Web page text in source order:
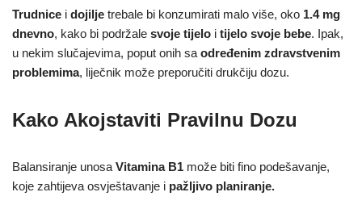
Trudnice i dojilje trebale bi konzumirati malo više, oko 1.4 mg
dnevno, kako bi podržale svoje tijelo i tijelo svoje bebe. Ipak,
u nekim slučajevima, poput onih sa određenim zdravstvenim
problemima, liječnik može preporučiti drukčiju dozu.
Kako Akojstaviti Pravilnu Dozu
Balansiranje unosa Vitamina B1 može biti fino podešavanje,
koje zahtijeva osvještavanje i pažljivo planiranje.